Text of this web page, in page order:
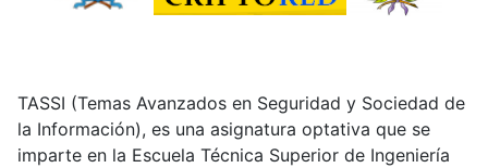
TASSI (Temas Avanzados en Seguridad y Sociedad de
la Información), es una asignatura optativa que se
imparte en la Escuela Técnica Superior de Ingeniería